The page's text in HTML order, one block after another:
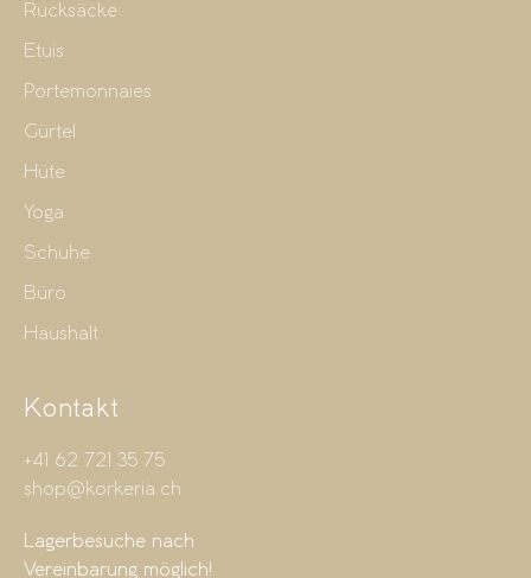
Rucksäcke
Etuis
Portemonnaies
Gürtel
Hüte
Yoga
Schuhe
Büro
Haushalt
Kontakt
+41 62 721 35 75
shop@korkeria.ch
Lagerbesuche nach
Vereinbarung möglich!